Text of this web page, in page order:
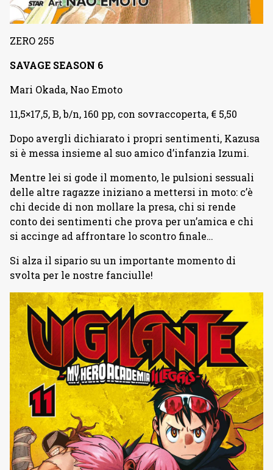
ZERO 255
SAVAGE SEASON 6
Mari Okada, Nao Emoto
11,5×17,5, B, b/n, 160 pp, con sovraccoperta, € 5,50
Dopo avergli dichiarato i propri sentimenti, Kazusa
si è messa insieme al suo amico d’infanzia Izumi.
Mentre lei si gode il momento, le pulsioni sessuali
delle altre ragazze iniziano a mettersi in moto: c’è
chi decide di non mollare la presa, chi si rende
conto dei sentimenti che prova per un’amica e chi
si accinge ad affrontare lo scontro finale…
Si alza il sipario su un importante momento di
svolta per le nostre fanciulle!